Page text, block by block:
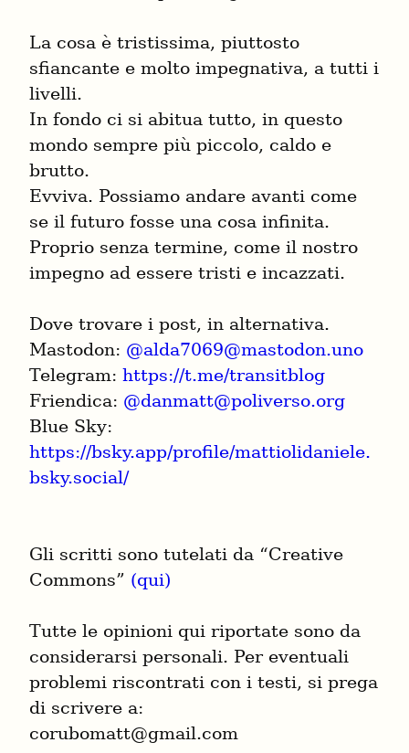
La cosa è tristissima, piuttosto
sfiancante e molto impegnativa, a tutti i
livelli.
In fondo ci si abitua tutto, in questo
mondo sempre più piccolo, caldo e
brutto.
Evviva. Possiamo andare avanti come
se il futuro fosse una cosa infinita.
Proprio senza termine, come il nostro
impegno ad essere tristi e incazzati.
Dove trovare i post, in alternativa.
Mastodon: @alda7069@mastodon.uno
Telegram: https://t.me/transitblog
Friendica: @danmatt@poliverso.org
https://bsky.app/profile/mattiolidaniele.
bsky.social/
Gli scritti sono tutelati da “Creative
Commons” (qui)
Tutte le opinioni qui riportate sono da
considerarsi personali. Per eventuali
problemi riscontrati con i testi, si prega
di scrivere a:
corubomatt@gmail.com